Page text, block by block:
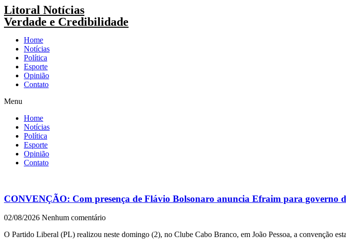
Pular
para
o
Litoral Notícias
Verdade e Credibilidade
Home
Notícias
Política
Esporte
Opinião
Contato
Menu
Home
Notícias
Política
Esporte
Opinião
Contato
CONVENÇÃO: Com presença de Flávio Bolsonaro anuncia Efraim para governo
02/08/2026 Nenhum comentário
O Partido Liberal (PL) realizou neste domingo (2), no Clube Cabo Branco, em João Pessoa, a convenção